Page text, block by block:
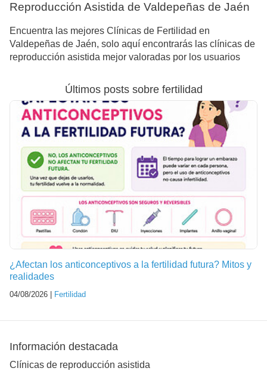
Reproducción Asistida de Valdepeñas de Jaén
Encuentra las mejores Clínicas de Fertilidad en
Valdepeñas de Jaén, solo aquí encontrarás las clínicas de
reproducción asistida mejor valoradas por los usuarios
Últimos posts sobre fertilidad
¿Afectan los anticonceptivos a la fertilidad futura? Mitos y
realidades
04/08/2026 | Fertilidad
Información destacada
Clínicas de reproducción asistida